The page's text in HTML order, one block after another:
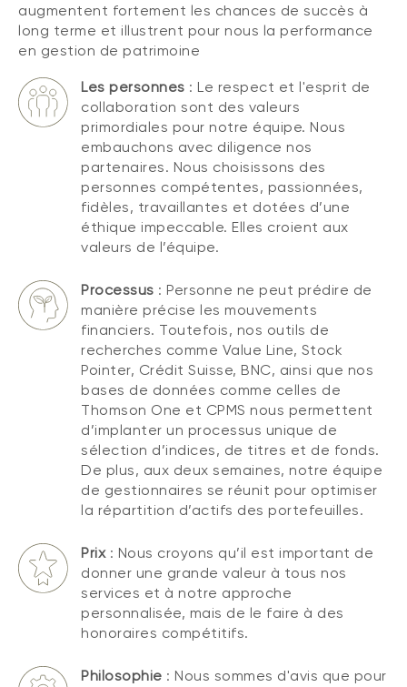
augmentent fortement les chances de succès à
long terme et illustrent pour nous la performance
en gestion de patrimoine
Les personnes : Le respect et l'esprit de
collaboration sont des valeurs
primordiales pour notre équipe. Nous
embauchons avec diligence nos
partenaires. Nous choisissons des
personnes compétentes, passionnées,
fidèles, travaillantes et dotées d’une
éthique impeccable. Elles croient aux
valeurs de l’équipe.
Processus : Personne ne peut prédire de
manière précise les mouvements
financiers. Toutefois, nos outils de
recherches comme Value Line, Stock
Pointer, Crédit Suisse, BNC, ainsi que nos
bases de données comme celles de
Thomson One et CPMS nous permettent
d’implanter un processus unique de
sélection d’indices, de titres et de fonds.
De plus, aux deux semaines, notre équipe
de gestionnaires se réunit pour optimiser
la répartition d’actifs des portefeuilles.
Prix: Nous croyons qu’il est important de
donner une grande valeur à tous nos
services et à notre approche
personnalisée, mais de le faire à des
honoraires compétitifs.
Philosophie : Nous sommes d'avis que pour